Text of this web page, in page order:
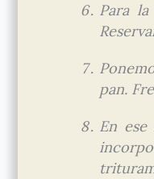
Para
pan.
En